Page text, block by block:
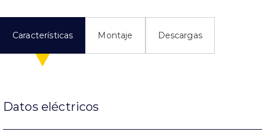
Características Montaje Descargas
Datos eléctricos